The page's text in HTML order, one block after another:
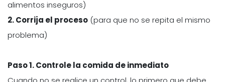
alimentos inseguros)
2. Corrija el proceso (para que no se repita el mismo
problema)
Paso 1. Controle la comida de inmediato